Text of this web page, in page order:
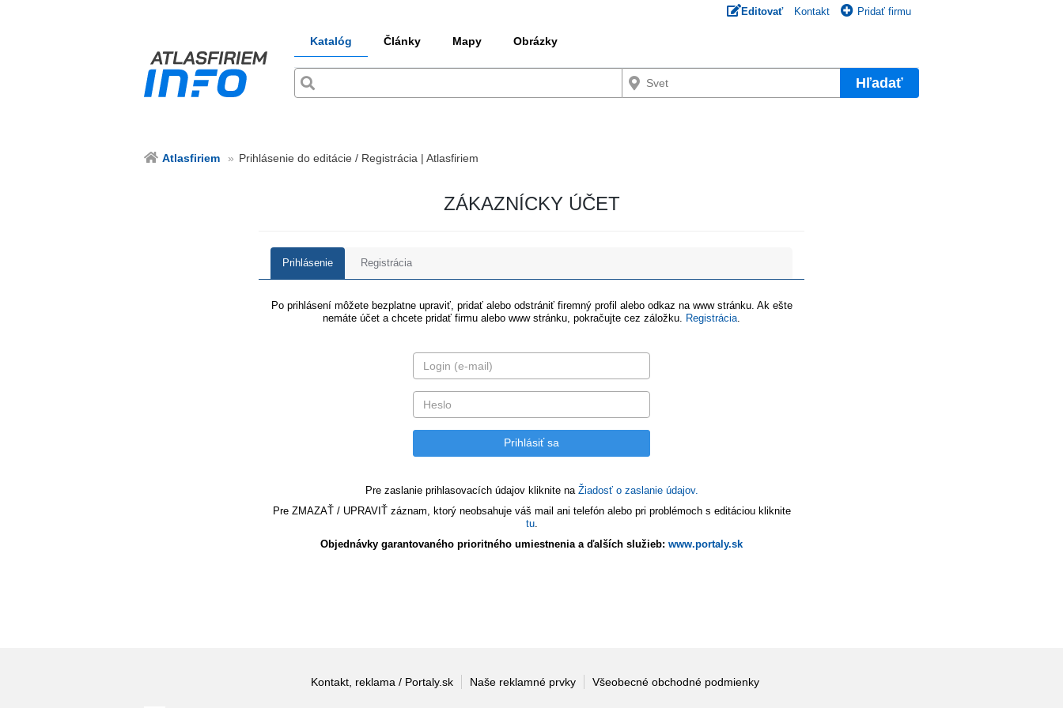
Editovať Kontakt Pridať firmu
Katalóg Články Mapy Obrázky
Hľadať
Atlasfiriem Prihlásenie do editácie / Registrácia | Atlasfiriem
ZÁKAZNÍCKY ÚČET
Prihlásenie Registrácia
Po prihlásení môžete bezplatne upraviť, pridať alebo odstrániť firemný profil alebo odkaz na www stránku. Ak ešte
nemáte účet a chcete pridať firmu alebo www stránku, pokračujte cez záložku.
Registrácia
Pre zaslanie prihlasovacích údajov kliknite na Žiadosť o zaslanie údajov.
Pre ZMAZAŤ / UPRAVIŤ záznam, ktorý neobsahuje váš mail ani telefón alebo pri problémoch s editáciou kliknite
tu.
Objednávky garantovaného prioritného umiestnenia a ďalších služieb: www.portaly.sk
Kontakt, reklama / Portaly.sk Naše reklamné prvky Všeobecné obchodné podmienky